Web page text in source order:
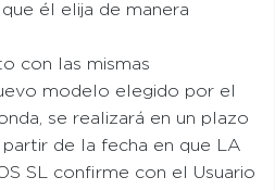
él elija de manera
con las mismas
modelo elegido por el
se realizará en un plazo
de la fecha en que LA
SL confirme con el Usuario